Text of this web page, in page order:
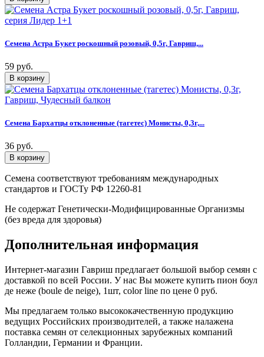
Семена Астра Букет роскошный розовый, 0,5г, Гавриш,...
59 руб.
Семена Бархатцы отклоненные (тагетес) Монисты, 0,3г,...
36 руб.
Семена соответствуют требованиям международных
стандартов и ГОСТу РФ 12260-81
Не содержат Генетически-Модифицированные Организмы
(без вреда для здоровья)
Дополнительная информация
Интернет-магазин Гавриш предлагает большой выбор семян с
доставкой по всей России. У нас Вы можете купить пион боул
де неже (boule de neige), 1шт, color line по цене 0 руб.
Мы предлагаем только высококачественную продукцию
ведущих Российских производителей, а также налажена
поставка семян от селекционных зарубежных компаний
Голландии, Германии и Франции.